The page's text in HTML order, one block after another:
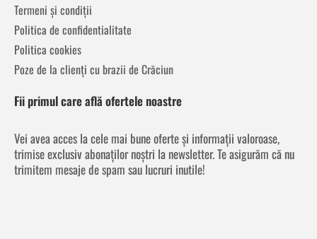
Termeni și condiții
Politica de confidentialitate
Politica cookies
Poze de la clienți cu brazii de Crăciun
Fii primul care află ofertele noastre
Vei avea acces la cele mai bune oferte și informații valoroase,
trimise exclusiv abonaților noștri la newsletter. Te asigurăm că nu
trimitem mesaje de spam sau lucruri inutile!